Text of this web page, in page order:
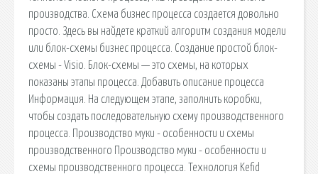
производства. Схема бизнес процесса создается довольно
просто. Здесь вы найдете краткий алгоритм создания модели
или блок-схемы бизнес процесса. Создание простой блок-
схемы - Visio. Блок-схемы — это схемы, на которых
показаны этапы процесса. Добавить описание процесса
Информация. На следующем этапе, заполнить коробки,
чтобы создать последовательную схему производственного
процесса. Производство муки - особенности и схемы
производственного Производство муки - особенности и
схемы производственного процесса. Технология Kefid